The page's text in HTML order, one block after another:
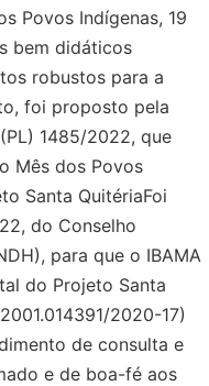
Povos Indígenas, 19
bem didáticos
robustos para a
foi proposto pela
1485/2022, que
Mês dos Povos
Santa QuitériaFoi
do Conselho
para que o IBAMA
do Projeto Santa
2020-17)
de consulta e
e de boa-fé aos